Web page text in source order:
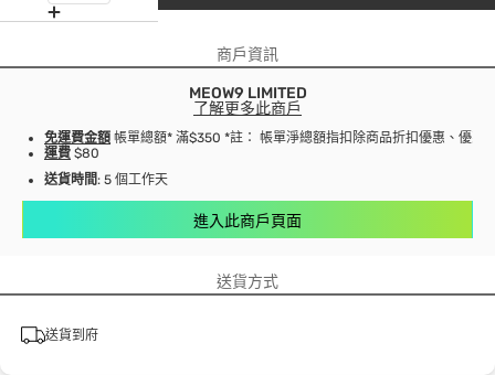
商戶資訊
MEOW9 LIMITED
了解更多此商戶
免運費金額 帳單總額* 滿$350 *註： 帳單淨總額指扣除商品折扣優惠、優惠
運費 $80
送貨時間: 5 個工作天
進入此商戶頁面
送貨方式
送貨到府